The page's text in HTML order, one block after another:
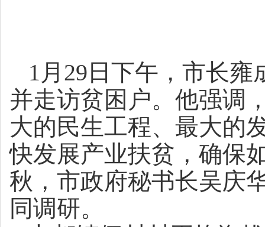
1月29日下午，市长
并走访贫困户。他强调
大的民生工程、最大的
快发展产业扶贫，确保
秋，市政府秘书长吴庆
同调研。